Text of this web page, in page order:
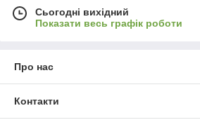
Сьогодні вихідний
Показати весь графік роботи
Про нас
Контакти